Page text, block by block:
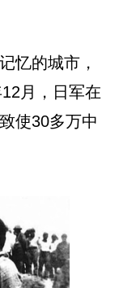
忆的城市，
月，日军在
使30多万中